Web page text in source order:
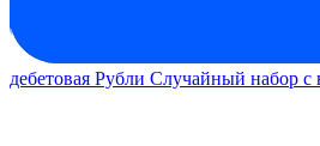
дебетовая Рубли Случайный набор с